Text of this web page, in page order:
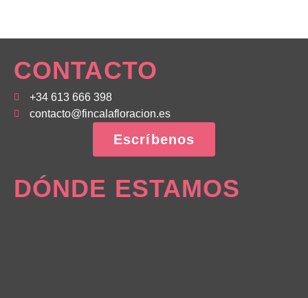
CONTACTO
+34 613 666 398
contacto@fincalafloracion.es
Escríbenos
DÓNDE ESTAMOS